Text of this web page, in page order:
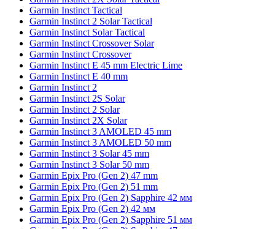
Garmin Instinct Tactical
Garmin Instinct 2 Solar Tactical
Garmin Instinct Solar Tactical
Garmin Instinct Crossover Solar
Garmin Instinct Crossover
Garmin Instinct E 45 mm Electric Lime
Garmin Instinct E 40 mm
Garmin Instinct 2
Garmin Instinct 2S Solar
Garmin Instinct 2 Solar
Garmin Instinct 2X Solar
Garmin Instinct 3 AMOLED 45 mm
Garmin Instinct 3 AMOLED 50 mm
Garmin Instinct 3 Solar 45 mm
Garmin Instinct 3 Solar 50 mm
Garmin Epix Pro (Gen 2) 47 mm
Garmin Epix Pro (Gen 2) 51 mm
Garmin Epix Pro (Gen 2) Sapphire 42 мм
Garmin Epix Pro (Gen 2) 42 мм
Garmin Epix Pro (Gen 2) Sapphire 51 мм